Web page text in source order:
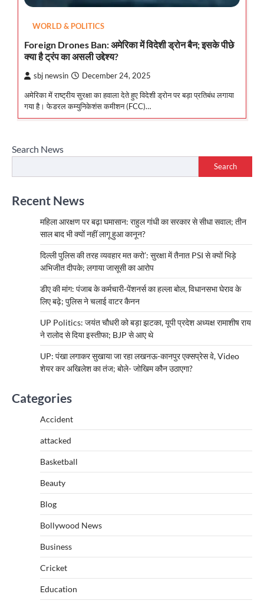
WORLD & POLITICS
Foreign Drones Ban: अमेरिका में विदेशी ड्रोन बैन; इसके पीछे
क्या है ट्रंप का असली उद्देश्य?
sbj newsin December 24, 2025
अमेरिका में राष्ट्रीय सुरक्षा का हवाला देते हुए विदेशी ड्रोन पर बड़ा प्रतिबंध लगाया
गया है। फेडरल कम्युनिकेशंस कमीशन (FCC)…
Search News
Search
Recent News
महिला आरक्षण पर बढ़ा घमासान: राहुल गांधी का सरकार से सीधा सवाल; तीन
साल बाद भी क्यों नहीं लागू हुआ कानून?
दिल्ली पुलिस की तरह व्यवहार मत करो’: सुरक्षा में तैनात PSI से क्यों भिड़े
अभिजीत दीपके; लगाया जासूसी का आरोप
डीए की मांग: पंजाब के कर्मचारी-पेंशनर्स का हल्ला बोल, विधानसभा घेराव के
लिए बढ़े; पुलिस ने चलाई वाटर कैनन
UP Politics: जयंत चौधरी को बड़ा झटका, यूपी प्रदेश अध्यक्ष रामाशीष राय
ने रालोद से दिया इस्तीफा; BJP से आए थे
UP: पंखा लगाकर सुखाया जा रहा लखनऊ-कानपुर एक्सप्रेस वे, Video
शेयर कर अखिलेश का तंज; बोले- जोखिम कौन उठाएगा?
Categories
Accident
attacked
Basketball
Beauty
Blog
Bollywood News
Business
Cricket
Education